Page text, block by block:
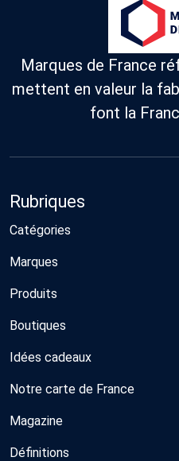
Standard
Marques de France
mettent en valeur la
font la
Rubriques
Catégories
Marques
Produits
Boutiques
Idées cadeaux
Notre carte de France
Magazine
Définitions